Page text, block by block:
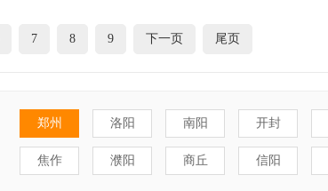
7 8 9 下一页 尾页
郑州 洛阳 南阳 开封
焦作 濮阳 商丘 信阳